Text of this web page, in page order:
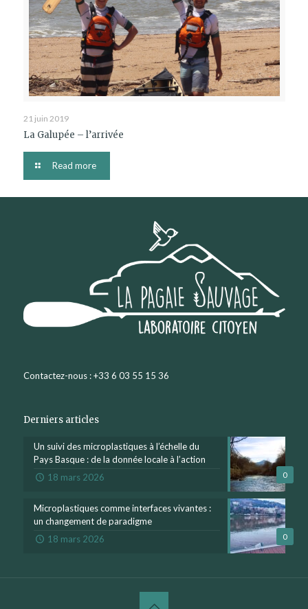
21 juin 2019
La Galupée – l’arrivée
Read more
Contactez-nous : +33 6 03 55 15 36
Derniers articles
0
Un suivi des microplastiques à l’échelle du
Pays Basque : de la donnée locale à l’action
18 mars 2026
0
Microplastiques comme interfaces vivantes :
un changement de paradigme
18 mars 2026